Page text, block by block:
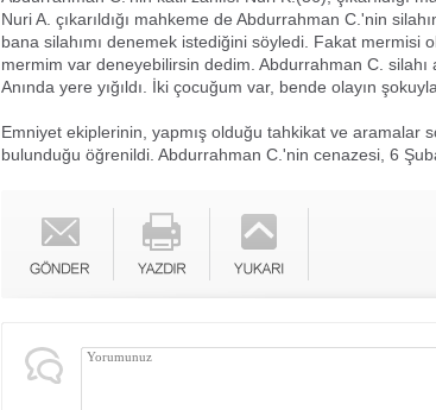
Nuri A. çıkarıldığı mahkeme de Abdurrahman C.'nin
bana silahımı denemek istediğini söyledi. Fakat mermisi
mermim var deneyebilirsin dedim. Abdurrahman C. silahı
Anında yere yığıldı. İki çocuğum var, bende olayın
Emniyet ekiplerinin, yapmış olduğu tahkikat ve aramalar
bulunduğu öğrenildi. Abdurrahman C.'nin cenazesi, 6